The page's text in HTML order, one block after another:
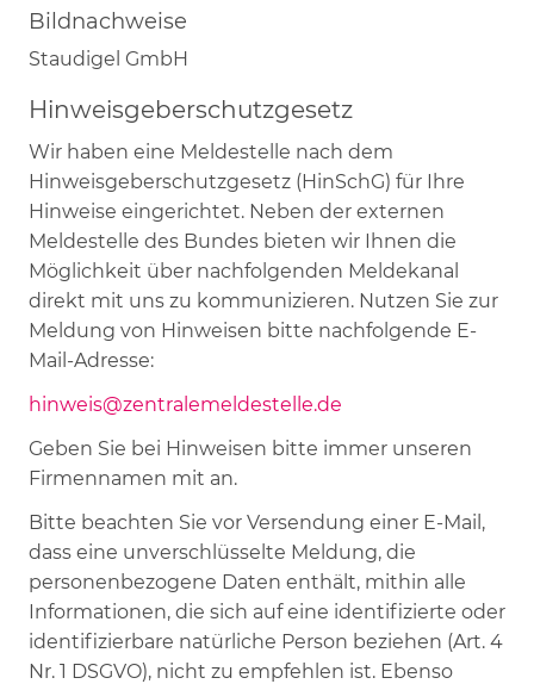
Bildnachweise
Staudigel GmbH
Hinweisgeberschutzgesetz
Wir haben eine Meldestelle nach dem
Hinweisgeberschutzgesetz (HinSchG) für Ihre
Hinweise eingerichtet. Neben der externen
Meldestelle des Bundes bieten wir Ihnen die
Möglichkeit über nachfolgenden Meldekanal
direkt mit uns zu kommunizieren. Nutzen Sie zur
Meldung von Hinweisen bitte nachfolgende E-
Mail-Adresse:
hinweis@zentralemeldestelle.de
Geben Sie bei Hinweisen bitte immer unseren
Firmennamen mit an.
Bitte beachten Sie vor Versendung einer E-Mail,
dass eine unverschlüsselte Meldung, die
personenbezogene Daten enthält, mithin alle
Informationen, die sich auf eine identifizierte oder
identifizierbare natürliche Person beziehen (Art. 4
Nr. 1 DSGVO), nicht zu empfehlen ist. Ebenso